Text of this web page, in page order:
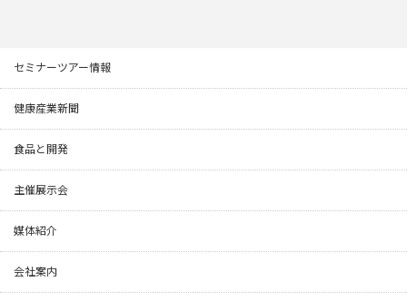
セミナーツアー情報
健康産業新聞
食品と開発
主催展示会
媒体紹介
会社案内